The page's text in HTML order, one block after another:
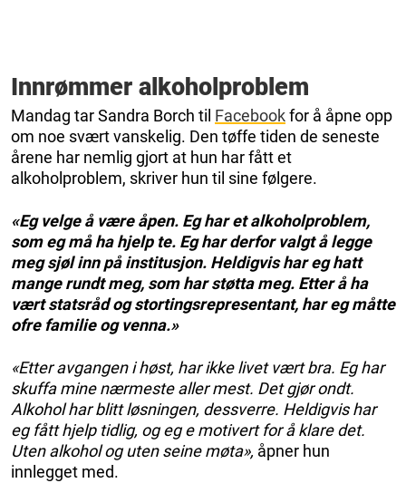
Innrømmer alkoholproblem
Mandag tar Sandra Borch til Facebookfor å åpne opp
om noe svært vanskelig. Den tøffe tiden de seneste
årene har nemlig gjort at hun har fått et
alkoholproblem, skriver hun til sine følgere.
«Eg velge å være åpen. Eg har et alkoholproblem,
som eg må ha hjelp te. Eg har derfor valgt å legge
meg sjøl inn på institusjon. Heldigvis har eg hatt
mange rundt meg, som har støtta meg. Etter å ha
vært statsråd og stortingsrepresentant, har eg måtte
ofre familie og venna.»
«Etter avgangen i høst, har ikke livet vært bra. Eg har
skuffa mine nærmeste aller mest. Det gjør ondt.
Alkohol har blitt løsningen, dessverre. Heldigvis har
eg fått hjelp tidlig, og eg e motivert for å klare det.
Uten alkohol og uten seine møta», åpner hun
innlegget med.